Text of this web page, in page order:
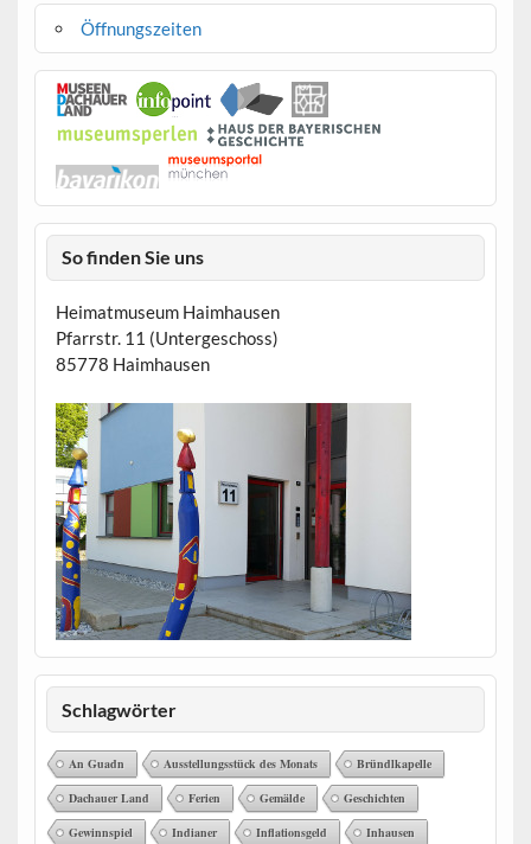
Öffnungszeiten
So finden Sie uns
Heimatmuseum Haimhausen
Pfarrstr. 11 (Untergeschoss)
85778 Haimhausen
Schlagwörter
An Guadn Ausstellungsstück des Monats Bründlkapelle
Dachauer Land Ferien Gemälde Geschichten
Gewinnspiel Indianer Inflationsgeld Inhausen